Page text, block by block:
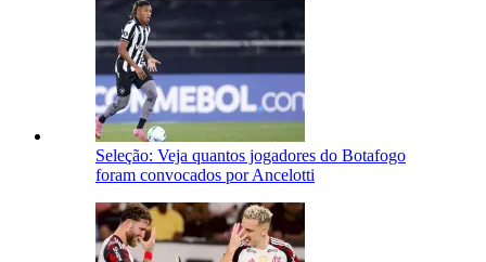
Seleção: Veja quantos jogadores do Botafogo
foram convocados por Ancelotti